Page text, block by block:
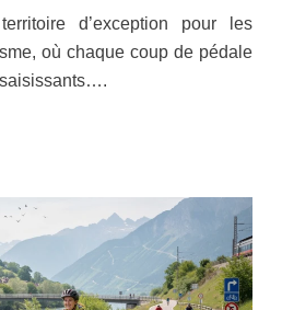
d’exception pour les
où chaque coup de pédale